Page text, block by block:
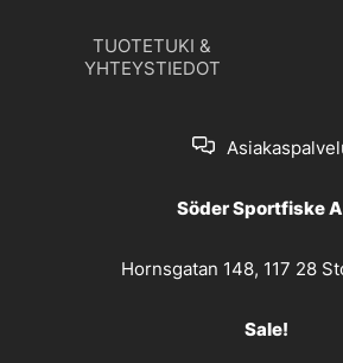
TUOTETUKI &
YHTEYSTIEDOT
Söder Sportfiske
Hornsgatan 148, 117 28
Sale!